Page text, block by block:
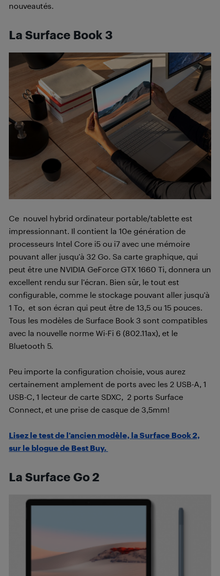
nouveautés.
La Surface Book 3
Ce nouvel hybrid ordinateur portable/tablette est
impressionnant. Il contient la 10e génération de
processeurs Intel Core i5 ou i7 avec une mémoire
pouvant aller jusqu’à 32 Go. Sa carte graphique, qui
peut être une NVIDIA GeForce GTX 1660 Ti, donnera un
excellent rendu sur l’écran. Bien sûr, le tout est
configurable, comme le stockage pouvant aller jusqu’à
1 To, et son écran qui peut être de 13,5 ou 15 pouces.
Tous les modèles de Surface Book 3 sont compatibles
avec la nouvelle norme Wi-Fi 6 (802.11ax), et le
Bluetooth 5.
Peu importe la configuration choisie, vous aurez
certainement amplement de ports avec les 2 USB-A, 1
USB-C, 1 lecteur de carte SDXC, 2 ports Surface
Connect, et une prise de casque de 3,5mm!
Lisez le test de l’ancien modèle, la Surface Book 2,
sur le blogue de Best Buy.
La Surface Go 2